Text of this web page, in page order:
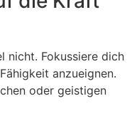
nicht. Fokussiere dich
anzueignen.
oder geistigen